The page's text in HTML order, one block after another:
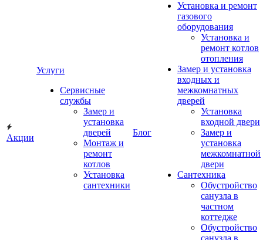
Акции
Услуги
Сервисные
службы
Замер и
установка
дверей
Монтаж и
ремонт
котлов
Установка
сантехники
Блог
Установка и ремонт
газового
оборудования
Установка и
ремонт котлов
отопления
Замер и установка
входных и
межкомнатных
дверей
Установка
входной двери
Замер и
установка
межкомнатной
двери
Сантехника
Обустройство
санузла в
частном
коттедже
Обустройство
санузла в